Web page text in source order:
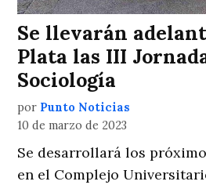
Se llevarán
Plata las III
Sociología
por Punto Noticias
10 de marzo de 2023
Se desarrollará los
en el Complejo